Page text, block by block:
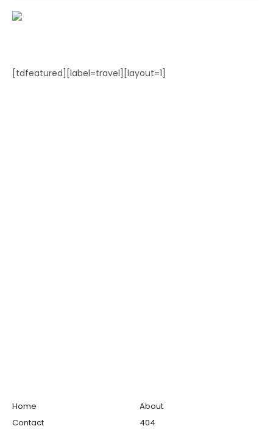
[tdfeatured][label=travel][layout=1]
Home
About
Contact
404